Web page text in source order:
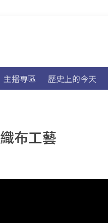
主播專區 歷史上的今天
布工藝